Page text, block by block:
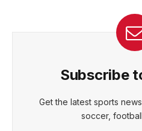
Subscribe
Get the latest sports
soccer,